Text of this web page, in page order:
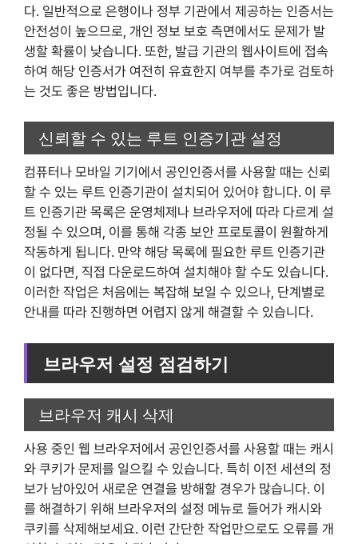
다. 일반적으로 은행이나 정부 기관에서 제공하는 인증서는
안전성이 높으므로, 개인 정보 보호 측면에서도 문제가 발
생할 확률이 낮습니다. 또한, 발급 기관의 웹사이트에 접속
하여 해당 인증서가 여전히 유효한지 여부를 추가로 검토하
는 것도 좋은 방법입니다.
신뢰할 수 있는 루트 인증기관 설정
컴퓨터나 모바일 기기에서 공인인증서를 사용할 때는 신뢰
할 수 있는 루트 인증기관이 설치되어 있어야 합니다. 이 루
트 인증기관 목록은 운영체제나 브라우저에 따라 다르게 설
정될 수 있으며, 이를 통해 각종 보안 프로토콜이 원활하게
작동하게 됩니다. 만약 해당 목록에 필요한 루트 인증기관
이 없다면, 직접 다운로드하여 설치해야 할 수도 있습니다.
이러한 작업은 처음에는 복잡해 보일 수 있으나, 단계별로
안내를 따라 진행하면 어렵지 않게 해결할 수 있습니다.
브라우저 설정 점검하기
브라우저 캐시 삭제
사용 중인 웹 브라우저에서 공인인증서를 사용할 때는 캐시
와 쿠키가 문제를 일으킬 수 있습니다. 특히 이전 세션의 정
보가 남아있어 새로운 연결을 방해할 경우가 많습니다. 이
를 해결하기 위해 브라우저의 설정 메뉴로 들어가 캐시와
쿠키를 삭제해보세요. 이런 간단한 작업만으로도 오류를 개